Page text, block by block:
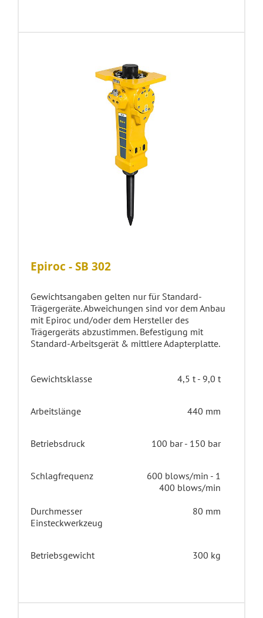
Epiroc - SB 302
Gewichtsangaben gelten nur für Standard-
Trägergeräte. Abweichungen sind vor dem Anbau
mit Epiroc und/oder dem Hersteller des
Trägergeräts abzustimmen. Befestigung mit
Standard-Arbeitsgerät & mittlere Adapterplatte.
Gewichtsklasse 4,5 t - 9,0 t
Arbeitslänge 440 mm
Betriebsdruck 100 bar - 150 bar
Schlagfrequenz
600 blows/min - 1
400 blows/min
Durchmesser
Einsteckwerkzeug
80 mm
Betriebsgewicht 300 kg